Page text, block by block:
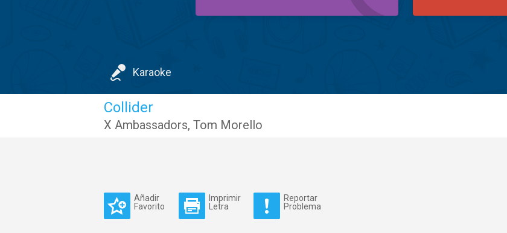
Karaoke
Collider
X Ambassadors, Tom Morello
Añadir
Favorito
Imprimir
Letra
Reportar
Problema